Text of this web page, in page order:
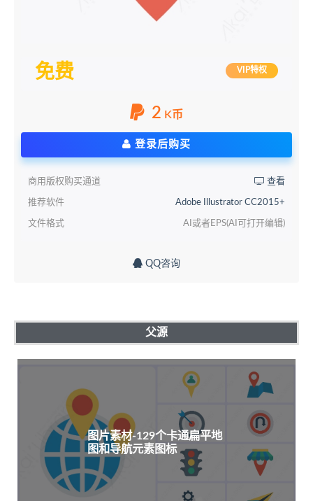
免费 VIP特权
2 K币
登录后购买
商用版权购买通道 查看
推荐软件 Adobe Illustrator CC2015+
文件格式 AI或者EPS(AI可打开编辑)
QQ咨询
父源
图片素材-129个卡通扁平地
图和导航元素图标